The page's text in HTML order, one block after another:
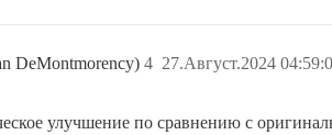
DeMontmorency) 27.Август.2024
4
улучшение по сравнению с